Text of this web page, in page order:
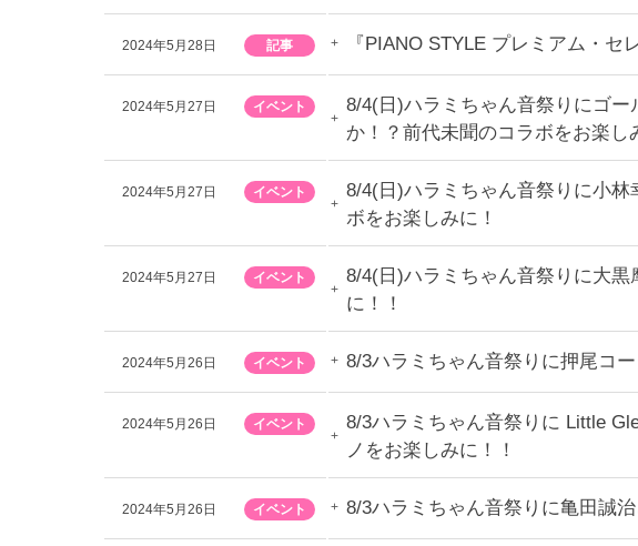
2024年5月28日 記事 『PIANO STYLE プレミアム・
2024年5月27日 イベント
8/4(日)ハラミちゃん音祭りにゴ
か！？前代未聞のコラボをお楽し
2024年5月27日 イベント
8/4(日)ハラミちゃん音祭りに小
ボをお楽しみに！
2024年5月27日 イベント
8/4(日)ハラミちゃん音祭りに大
に！！
2024年5月26日 イベント 8/3ハラミちゃん音祭りに押尾コ
2024年5月26日 イベント
8/3ハラミちゃん音祭りに Little
ノをお楽しみに！！
2024年5月26日 イベント 8/3ハラミちゃん音祭りに亀田誠